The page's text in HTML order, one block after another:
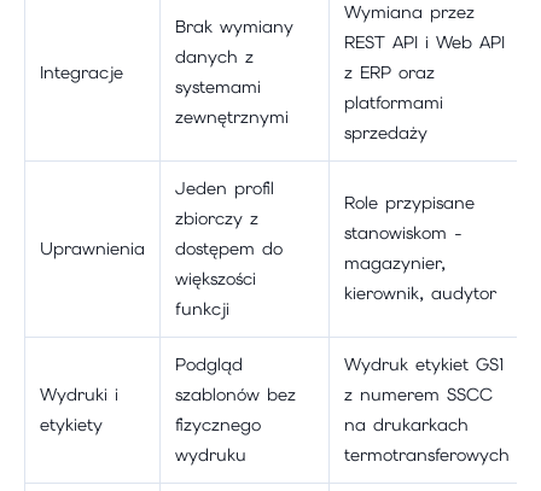
Integracje
Brak wymiany
danych z
systemami
zewnętrznymi
Wymiana przez
REST API i Web API
z ERP oraz
platformami
sprzedaży
Uprawnienia
Jeden profil
zbiorczy z
dostępem do
większości
funkcji
Role przypisane
stanowiskom -
magazynier,
kierownik, audytor
Wydruki i
etykiety
Podgląd
szablonów bez
fizycznego
wydruku
Wydruk etykiet GS1
z numerem SSCC
na drukarkach
termotransferowych